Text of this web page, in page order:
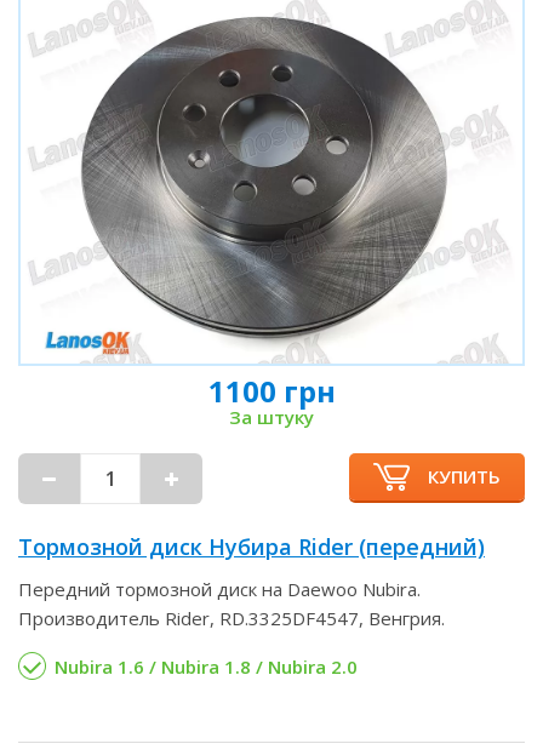
1100 грн
За штуку
КУПИТЬ
Тормозной диск Нубира Rider (передний)
Передний тормозной диск на Daewoo Nubira.
Производитель Rider, RD.3325DF4547, Венгрия.
Nubira 1.6 / Nubira 1.8 / Nubira 2.0